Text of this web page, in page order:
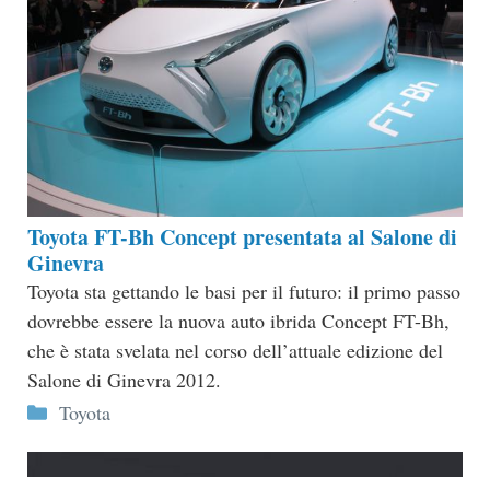
Toyota FT-Bh Concept presentata al Salone di
Ginevra
Toyota sta gettando le basi per il futuro: il primo passo
dovrebbe essere la nuova auto ibrida Concept FT-Bh,
che è stata svelata nel corso dell’attuale edizione del
Salone di Ginevra 2012.
Categorie
Toyota